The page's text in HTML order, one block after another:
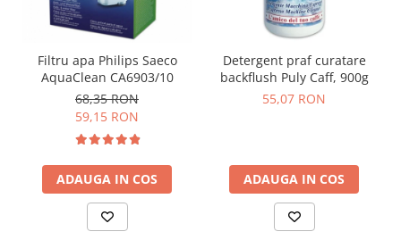
Filtru apa Philips Saeco
AquaClean CA6903/10
68,35 RON
59,15 RON
ADAUGA IN COS
Detergent praf curatare
backflush Puly Caff, 900g
55,07 RON
ADAUGA IN COS